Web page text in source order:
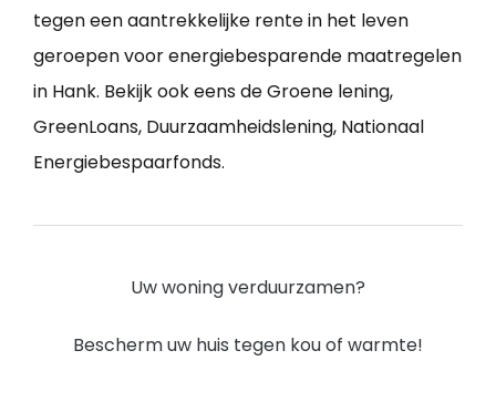
tegen een aantrekkelijke rente in het leven
geroepen voor energiebesparende maatregelen
in Hank. Bekijk ook eens de Groene lening,
GreenLoans, Duurzaamheidslening, Nationaal
Energiebespaarfonds.
Uw woning verduurzamen?
Bescherm uw huis tegen kou of warmte!